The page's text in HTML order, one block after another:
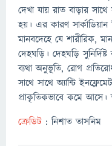
দেখা যায় রাত বাড়ার
হয়। এর কারণ
মানবদেহে যে শারীরিক,
দেহঘড়ি। দেহঘড়ি
ব্যথা অনুভূতি, রোগ
সাথে সাথে অ্যান্টি
প্রাকৃতিকভাবে কমে আসে।
ক্রেডিট : নিশাত তাসনিম